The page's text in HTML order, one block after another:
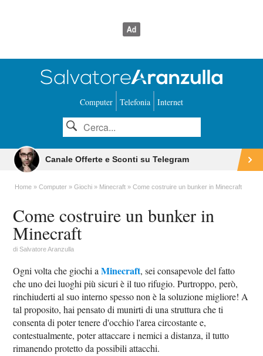
Computer Telefonia Internet
Canale Offerte e Sconti su Telegram
Home Computer Giochi Minecraft Come costruire un bunker in Minecraft
Come costruire un bunker in
Minecraft
diSalvatore Aranzulla
Ogni volta che giochi aMinecraft, sei consapevole del fatto
che uno dei luoghi più sicuri è il tuo rifugio. Purtroppo, però,
rinchiuderti al suo interno spesso non è la soluzione migliore! A
tal proposito, hai pensato di munirti di una struttura che ti
consenta di poter tenere d'occhio l'area circostante e,
contestualmente, poter attaccare i nemici a distanza, il tutto
rimanendo protetto da possibili attacchi.